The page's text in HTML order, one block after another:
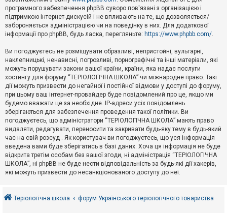
і
д
п
о
в
д
й
А
к
т
и
в
н
т
е
м
и
о
програмного забезпечення phpBB суворо пов'язані з організацією і
підтримкою інтернет-дискусій і не впливають на те, що дозволяється/
забороняється адміністрацією чи на поведінку в них. Для додаткової
інформації про phpBB, будь ласка, перегляньте: https://www.phpbb.com/.
Ви погоджуєтесь не розміщувати образливі, непристойні, вульгарні,
наклепницькі, ненависні, погрозливі, порнографічні та інші матеріали, які
можуть порушувати закони вашої країни, країни, яка надає послуги
хостингу для форуму “ТЕРІОЛОГІЧНА ШКОЛА” чи міжнародне право. Такі
дії можуть призвести до негайної і постійної відмови у доступі до форуму,
при цьому ваш інтернет-провайдер буде повідомлений про це, якщо ми
будемо вважати це за необхідне. IP-адреси усіх повідомлень
зберігаються для забезпечення проведення такої політики. Ви
погоджуєтесь, що адміністратори “ТЕРІОЛОГІЧНА ШКОЛА” мають право
видаляти, редагувати, переносити та закривати будь-яку тему в будь-який
час на свій розсуд . Як користувач ви погоджуєтесь, що уся інформація
введена вами буде зберігатись в базі даних. Хоча ця інформація не буде
відкрита третім особам без вашої згоди, ні адміністрація “ТЕРІОЛОГІЧНА
ШКОЛА”, ні phpBB не буде нести відповідальність за будь-які дії хакерів,
які можуть призвести до несанкціонованого доступу до неї.
Теріологічна школа форум Українського теріологічного товариства